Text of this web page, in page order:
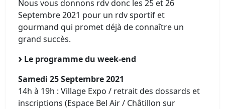
Nous vous donnons rdv donc les 25 et 26
Septembre 2021 pour un rdv sportif et
gourmand qui promet déjà de connaître un
grand succès.
Le programme du week-end
Samedi 25 Septembre 2021
14h à 19h : Village Expo / retrait des dossards et
inscriptions (Espace Bel Air / Châtillon sur